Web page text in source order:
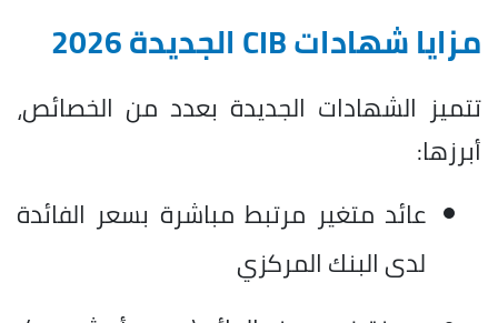
مزايا شهادات CIB الجديدة 2026
تتميز الشهادات الجديدة بعدد من الخصائص،
أبرزها:
عائد متغير مرتبط مباشرة بسعر الفائدة
لدى البنك المركزي